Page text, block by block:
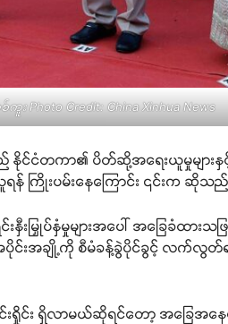
Photo Credit: China Xinhua News
င်ငံတကာ၏ ပိတ်ဆို့အရေးယူမှုများနှင့်
န် ကြိုးပမ်းနေကြောင်း ၎င်းက ဆိုသည်
းမြှုပ်နှံမှုများအပေါ် အခြေခံထားသဖ
င်းအချို့ကို စီမံခန့်ခွဲပိုင်ခွင့် လက်လွတ်ရ
းရှိုင်း ရှိလာမယ်ဆိုရင်တော့ အခြေအ